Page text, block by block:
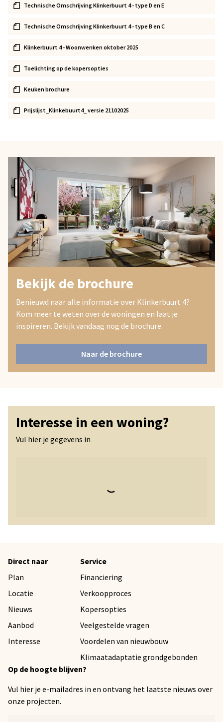
Technische Omschrijving Klinkerbuurt 4 - type D en E
Technische Omschrijving Klinkerbuurt 4 - type B en C
Klinkerbuurt 4 - Woonwenken oktober 2025
Toelichting op de kopersopties
Keuken brochure
Prijslijst_Klinkebuurt4_ versie 21102025
Bekijk de brochure
Benieuwd naar alle informatie over Klinkerbuurt 4?
Kom meer te weten over de woningen en laat je
inspireren. Bekijk vandaag nog de brochure.
Naar de brochure
Interesse in een woning?
Vul hier je gegevens in
Direct naar
Plan
Locatie
Nieuws
Aanbod
Interesse
Service
Financiering
Verkoopproces
Kopersopties
Veelgestelde vragen
Voordelen van nieuwbouw
Klimaatadaptatie grondgebonden
Op de hoogte blijven?
Vul hier je e-mailadres in en ontvang het laatste nieuws over
onze projecten.